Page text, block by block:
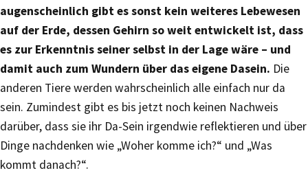
augenscheinlich gibt es sonst kein weiteres Lebewesen
auf der Erde, dessen Gehirn so weit entwickelt ist, dass
es zur Erkenntnis seiner selbst in der Lage wäre – und
damit auch zum Wundern über das eigene Dasein. Die
anderen Tiere werden wahrscheinlich alle einfach nur da
sein. Zumindest gibt es bis jetzt noch keinen Nachweis
darüber, dass sie ihr Da-Sein irgendwie reflektieren und über
Dinge nachdenken wie „Woher komme ich?“ und „Was
kommt danach?“.